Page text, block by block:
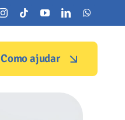
Como ajudar